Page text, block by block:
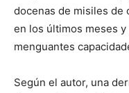
docenas de misiles de
en los últimos meses
menguantes
Según el autor, una